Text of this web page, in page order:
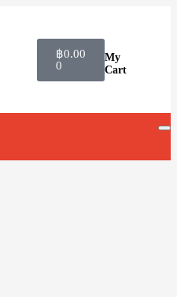
฿0.00
0
My
Cart